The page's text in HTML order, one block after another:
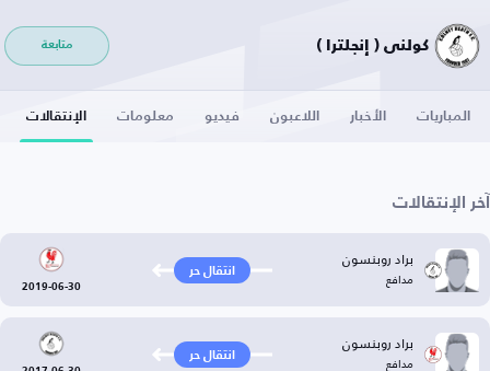
كولني ( إنجلترا ) متابعة
المباريات الأخبار اللاعبون فيديو معلومات الإنتقالات
آخر الإنتقالات
براد روبنسون
مدافع انتقال حر
2019-06-30
براد روبنسون
مدافع انتقال حر